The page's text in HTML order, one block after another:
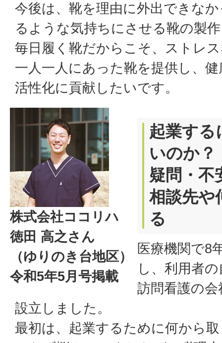
今後は、靴を理由に外出できな
るような気持ちにさせる靴の製
毎日履く靴だからこそ、ストレ
一人一人にあった靴を提供し、
活性化に貢献したいです。
株式会社ココリハ
徳田 高之さん
（ゆりのき台地区）
令和5年5月号掲載
起業する
いのか？
疑問・不
相談先や
る
医療機関で8
し、利用者
訪問看護の
設立しました。
最初は、起業するために何から